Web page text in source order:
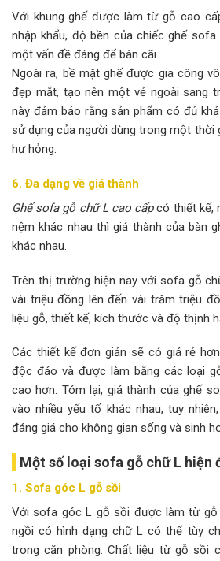
Với khung ghế được làm từ gỗ cao
nhập khẩu, độ bền của chiếc ghế
một vấn đề đáng để bàn cãi.
Ngoài ra, bề mặt ghế được gia công
đẹp mắt, tạo nên một vẻ ngoài sang
này đảm bảo rằng sản phẩm có đủ
sử dụng của người dùng trong một thời
hư hỏng.
6. Đa dạng về giá thành
Ghế sofa gỗ chữ L cao cấpcó thiết kế,
nệm khác nhau thì giá thành của bàn
khác nhau.
Trên thị trường hiện nay với sofa gỗ
vài triệu đồng lên đến vài trăm triệu
liệu gỗ, thiết kế, kích thước và độ thịnh
Các thiết kế đơn giản sẽ có giá rẻ
độc đáo và được làm bằng các loại
cao hơn. Tóm lại, giá thành của ghế
vào nhiều yếu tố khác nhau, tuy
đáng giá cho không gian sống và sinh
Một số loại sofa gỗ chữ L hiện
1. Sofa góc L gỗ sồi
Với sofa góc L gỗ sồi được làm từ
ngồi có hình dạng chữ L có thể tùy
trong căn phòng. Chất liệu từ gỗ sồi